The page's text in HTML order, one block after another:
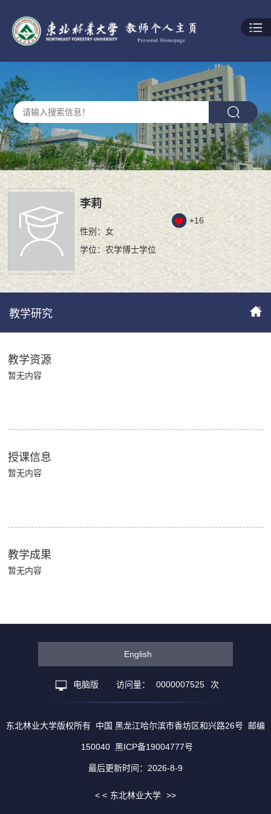
李莉
性别：女
学位：农学博士学位
+16
教学研究
教学资源
暂无内容
授课信息
暂无内容
教学成果
暂无内容
English
电脑版 访问量： 0000007525 次
东北林业大学版权所有 中国 黑龙江哈尔滨市香坊区和兴路26号 邮编
150040 黑ICP备19004777号
最后更新时间： 2026-8-9
< < 东北林业大学 >>